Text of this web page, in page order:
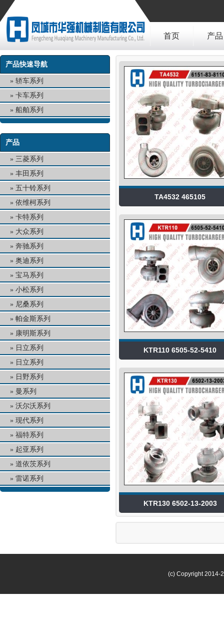
首页 产品
产品快速导航
轿车系列
卡车系列
船舶系列
产品
三菱系列
丰田系列
五十铃系列
依维柯系列
卡特系列
大众系列
奔驰系列
奥迪系列
宝马系列
小松系列
尼桑系列
帕金斯系列
康明斯系列
日立系列
日立系列
日野系列
曼系列
沃尔沃系列
现代系列
福特系列
起亚系列
道依茨系列
雷诺系列
TA4532 465105
KTR110 6505-52-5410
KTR130 6502-13-2003
(c) Copyright 2014-